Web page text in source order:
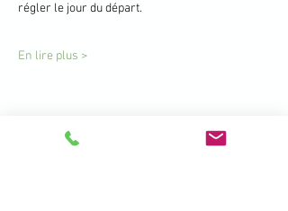
régler le jour du départ.
En lire plus >